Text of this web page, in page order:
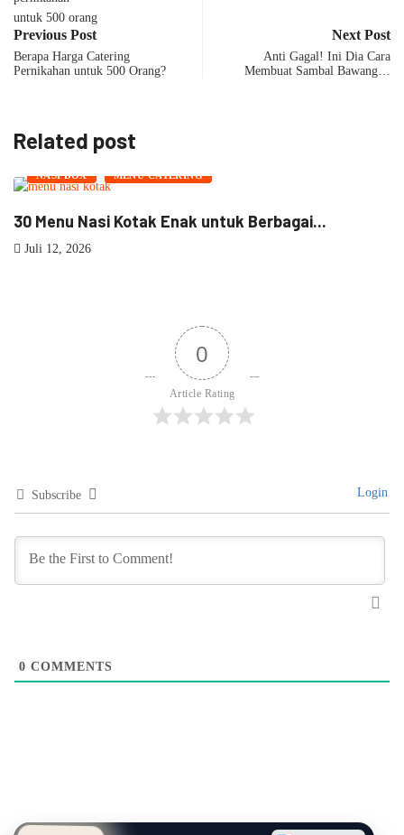
Previous Post
Berapa Harga Catering
Pernikahan untuk 500 Orang?
Next Post
Anti Gagal! Ini Dia Cara
Membuat Sambal Bawang…
Related post
NASI BOX MENU CATERING
30 Menu Nasi Kotak Enak untuk Berbagai...
Juli 12, 2026
0
Article Rating
Subscribe Login
0 COMMENTS